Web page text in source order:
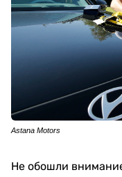
Astana Motors
Не обошли